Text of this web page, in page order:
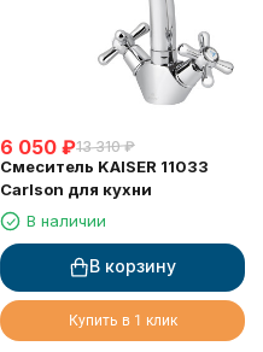
6 050 ₽13 310 ₽
Смеситель KAISER 11033
Carlson для кухни
В наличии
В корзину
Купить в 1 клик